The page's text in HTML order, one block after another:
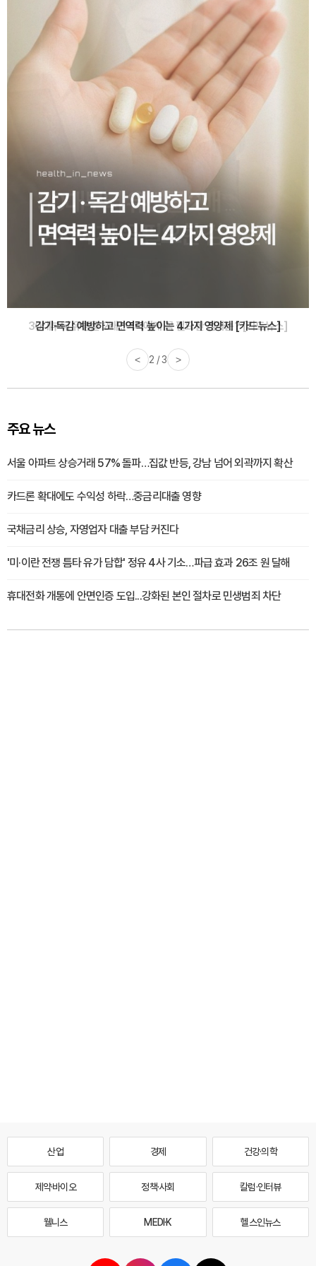
감기·독감 예방하고 면역력 높이는 4가지 영양제 [카드뉴스]
< 3 / 3 >
주요 뉴스
서울 아파트 상승거래 57% 돌파…집값 반등, 강남 넘어 외곽까지 확산
카드론 확대에도 수익성 하락…중금리대출 영향
국채금리 상승, 자영업자 대출 부담 커진다
'미·이란 전쟁 틈타 유가 담합' 정유 4사 기소…파급 효과 26조 원 달해
휴대전화 개통에 안면인증 도입...강화된 본인 절차로 민생범죄 차단
산업 경제 건강·의학
제약·바이오 정책·사회 칼럼·인터뷰
웰니스 MEDI·K 헬스인뉴스